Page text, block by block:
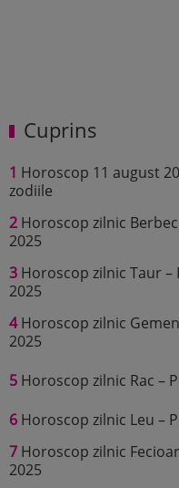
Cuprins
1 Horoscop 11 august
zodiile
2 Horoscop zilnic
2025
3 Horoscop zilnic Taur
2025
4Horoscop zilnic
2025
5 Horoscop zilnic Rac –
6 Horoscop zilnic Leu –
7 Horoscop zilnic
2025